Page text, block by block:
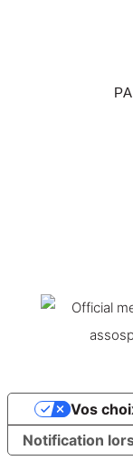
Notification
Vos